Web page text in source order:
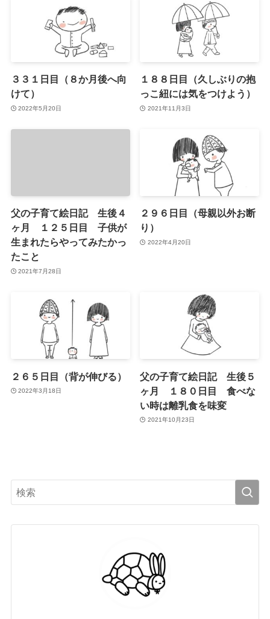
３３１日目（８か月後へ向
けて）
2022年5月20日
１８８日目（久しぶりの抱
っこ紐には気をつけよう）
2021年11月3日
父の子育て絵日記 生後４
ヶ月 １２５日目 子供が
生まれたらやってみたかっ
たこと
2021年7月28日
２９６日目（母親以外お断
り）
2022年4月20日
２６５日目（背が伸びる）
2022年3月18日
父の子育て絵日記 生後５
ヶ月 １８０日目 食べな
い時は離乳食を味変
2021年10月23日